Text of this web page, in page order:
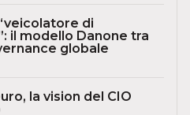
di
il modello Danone tra
globale
la vision del CIO